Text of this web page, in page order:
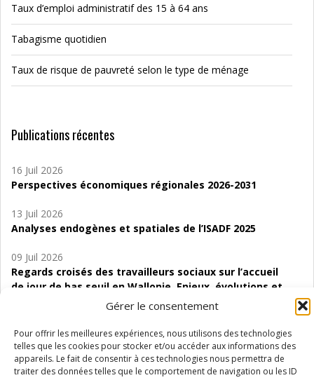
Gérer le consentement
Pour offrir les meilleures expériences, nous utilisons des technologies
telles que les cookies pour stocker et/ou accéder aux informations des
appareils. Le fait de consentir à ces technologies nous permettra de
traiter des données telles que le comportement de navigation ou les ID
Taux d’emploi administratif des 15 à 64 ans
Tabagisme quotidien
Taux de risque de pauvreté selon le type de ménage
Publications récentes
16 Juil 2026
Perspectives économiques régionales 2026-2031
13 Juil 2026
Analyses endogènes et spatiales de l’ISADF 2025
09 Juil 2026
Regards croisés des travailleurs sociaux sur l’accueil
de jour de bas seuil en Wallonie. Enjeux, évolutions et
06 Juil 2026
Étude d’évaluabilité des Structures
d’accompagnement à l’autocréation d’emploi (SAACE)